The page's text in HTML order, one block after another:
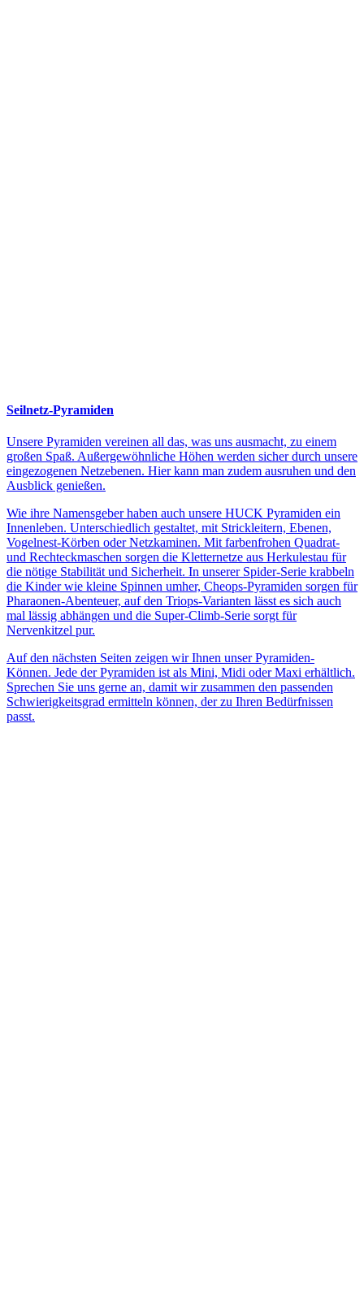
Seilnetz-Pyramiden
Unsere Pyramiden vereinen all das, was uns ausmacht, zu einem
großen Spaß. Außergewöhnliche Höhen werden sicher durch unsere
eingezogenen Netzebenen. Hier kann man zudem ausruhen und den
Ausblick genießen.
Wie ihre Namensgeber haben auch unsere HUCK Pyramiden ein
Innenleben. Unterschiedlich gestaltet, mit Strickleitern, Ebenen,
Vogelnest-Körben oder Netzkaminen. Mit farbenfrohen Quadrat-
und Rechteckmaschen sorgen die Kletternetze aus Herkulestau für
die nötige Stabilität und Sicherheit. In unserer Spider-Serie krabbeln
die Kinder wie kleine Spinnen umher, Cheops-Pyramiden sorgen für
Pharaonen-Abenteuer, auf den Triops-Varianten lässt es sich auch
mal lässig abhängen und die Super-Climb-Serie sorgt für
Nervenkitzel pur.
Auf den nächsten Seiten zeigen wir Ihnen unser Pyramiden-
Können. Jede der Pyramiden ist als Mini, Midi oder Maxi erhältlich.
Sprechen Sie uns gerne an, damit wir zusammen den passenden
Schwierigkeitsgrad ermitteln können, der zu Ihren Bedürfnissen
passt.